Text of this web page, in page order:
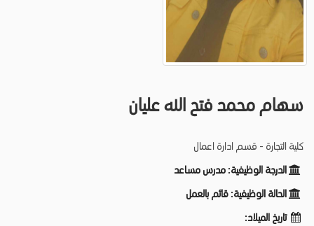
سهام محمد فتح الله عليان
كلية التجارة - قسم ادارة اعمال
الدرجة الوظيفية: مدرس مساعد
الحالة الوظيفية: قائم بالعمل
تاريخ الميلاد: